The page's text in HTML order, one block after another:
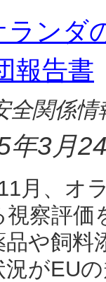
ランダ
報告書
全関係情
年3月
月、オ
視察評
や飼料
がEU